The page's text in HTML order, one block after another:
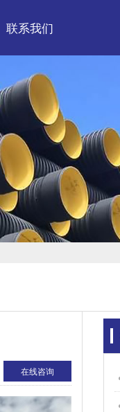
联系我们
在线咨询